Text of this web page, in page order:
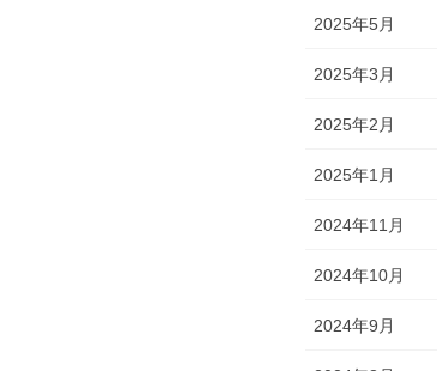
2025年5月
2025年3月
2025年2月
2025年1月
2024年11月
2024年10月
2024年9月